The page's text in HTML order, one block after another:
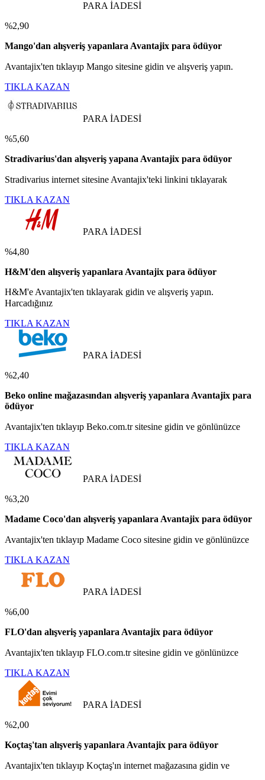
PARA İADESİ
%2,90
Mango'dan alışveriş yapanlara Avantajix para ödüyor
Avantajix'ten tıklayıp Mango sitesine gidin ve alışveriş yapın.
TIKLA KAZAN
PARA İADESİ
%5,60
Stradivarius'dan alışveriş yapana Avantajix para ödüyor
Stradivarius internet sitesine Avantajix'teki linkini tıklayarak
TIKLA KAZAN
PARA İADESİ
%4,80
H&M'den alışveriş yapanlara Avantajix para ödüyor
H&M'e Avantajix'ten tıklayarak gidin ve alışveriş yapın.
Harcadığınız
TIKLA KAZAN
PARA İADESİ
%2,40
Beko online mağazasından alışveriş yapanlara Avantajix para
ödüyor
Avantajix'ten tıklayıp Beko.com.tr sitesine gidin ve gönlünüzce
TIKLA KAZAN
PARA İADESİ
%3,20
Madame Coco'dan alışveriş yapanlara Avantajix para ödüyor
Avantajix'ten tıklayıp Madame Coco sitesine gidin ve gönlünüzce
TIKLA KAZAN
PARA İADESİ
%6,00
FLO'dan alışveriş yapanlara Avantajix para ödüyor
Avantajix'ten tıklayıp FLO.com.tr sitesine gidin ve gönlünüzce
TIKLA KAZAN
PARA İADESİ
%2,00
Koçtaş'tan alışveriş yapanlara Avantajix para ödüyor
Avantajix'ten tıklayıp Koçtaş'ın internet mağazasına gidin ve